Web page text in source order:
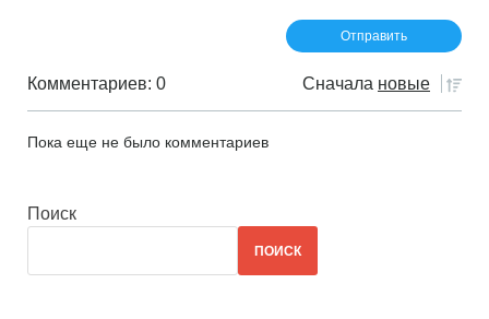
Комментариев: 0 Сначала новые
Пока еще не было комментариев
Поиск
ПОИСК